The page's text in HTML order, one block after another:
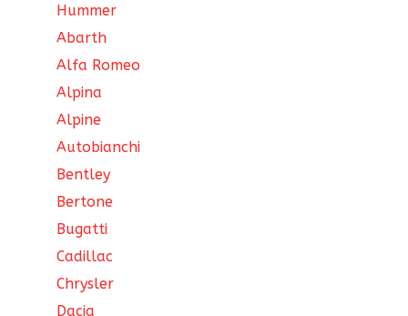
Hummer
Abarth
Alfa Romeo
Alpina
Alpine
Autobianchi
Bentley
Bertone
Bugatti
Cadillac
Chrysler
Dacia